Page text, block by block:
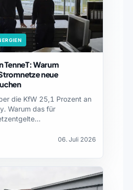
TenneT: Warum
neue
die KfW 25,1 Prozent an
Warum das für
06. Juli 2026